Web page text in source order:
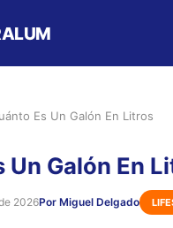
Es Un Galón En Litros
Un Galón En
2026Por Miguel Delgado